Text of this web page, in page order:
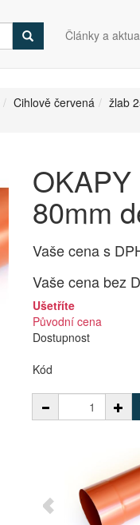
Články a
Cihlově červená
žlab
80mm
Vaše cena s
Vaše cena bez
Ušetříte
Původní cena
Dostupnost
Kód